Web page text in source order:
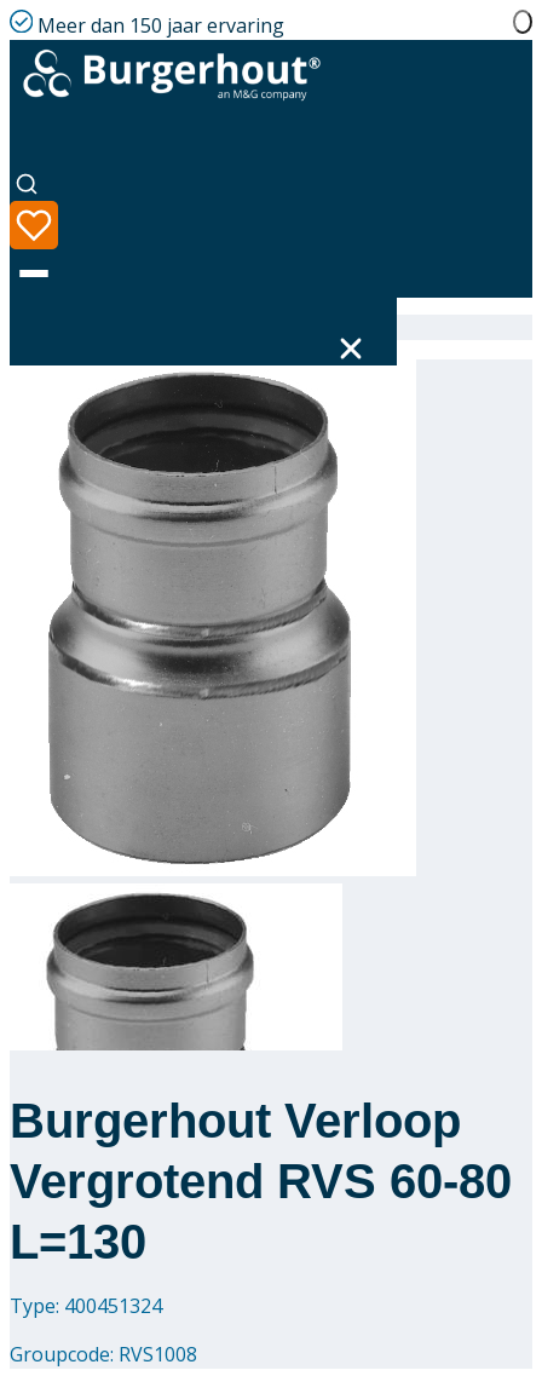
Meer dan 150 jaar ervaring
Assortiment
Oplossingen
Downloads
Academy
Contact
Burgerhout Verloop
Vergrotend RVS 60-80
L=130
Type: 400451324
Groupcode: RVS1008